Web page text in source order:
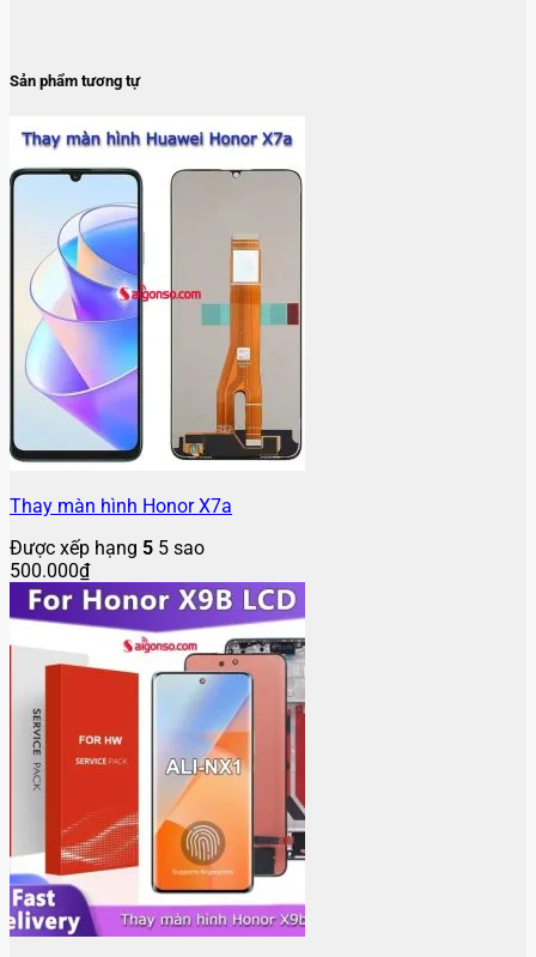
Sản phẩm tương tự
Thay màn hình Honor X7a
Được xếp hạng 5 5 sao
500.000₫